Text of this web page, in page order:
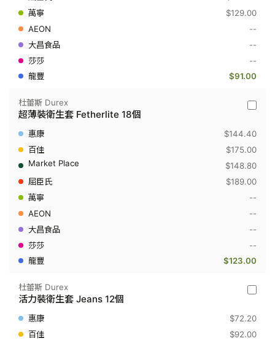
生
$129.00
--
--
--
$91.00
杜
斯
Durex
-
薄
裝
衛
生
杜蕾斯 Durex
超薄裝衛生套 Fetherlite 18個
$144.40
$175.00
$148.80
$189.00
--
--
--
--
$123.00
杜
斯
Durex
-
杜蕾斯 Durex
活力裝衛生套 Jeans 12個
$72.20
$92.00